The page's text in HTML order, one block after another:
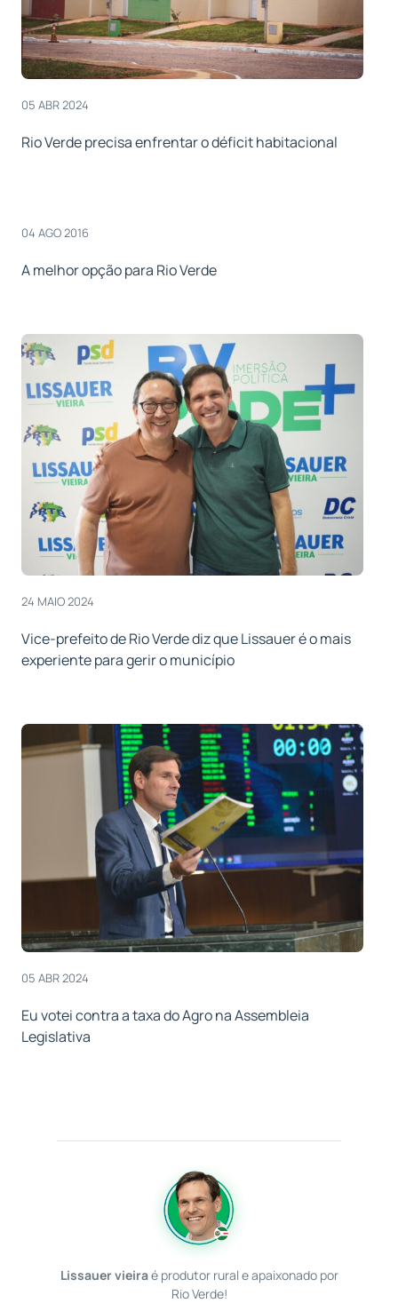
05 ABR 2024
Rio Verde precisa enfrentar o déficit habitacional
04 AGO 2016
A melhor opção para Rio Verde
24 MAIO 2024
Vice-prefeito de Rio Verde diz que Lissauer é o mais
experiente para gerir o município
05 ABR 2024
Eu votei contra a taxa do Agro na Assembleia
Legislativa
Lissauer vieiraé produtor rural e apaixonado por
Rio Verde!